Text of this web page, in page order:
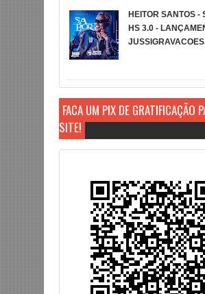
HEITOR SANTOS -
HS 3.0 -
FAÇA UM PIX DE GRATIFICAÇÃO
SITE!